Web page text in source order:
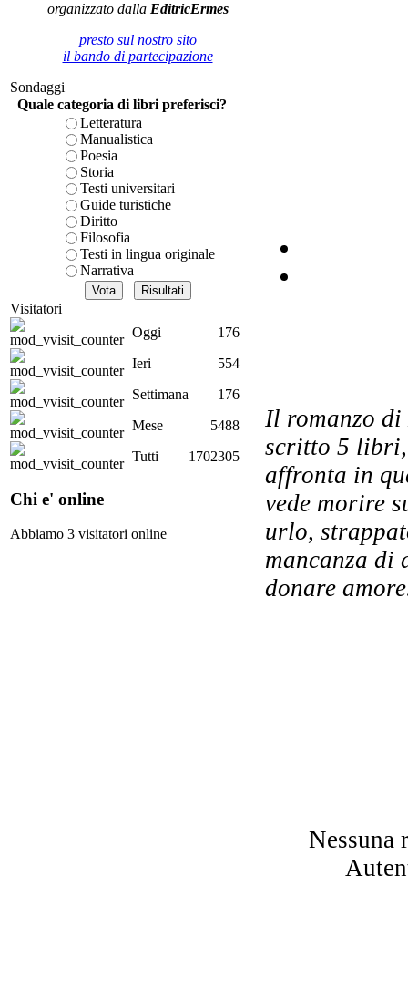
organizzato dalla EditricErmes
presto sul nostro sito
il bando di partecipazione
Sondaggi
Quale categoria di libri preferisci?
Letteratura
Manualistica
Poesia
Storia
Testi universitari
Guide turistiche
Diritto
Filosofia
Testi in lingua originale
Narrativa
Visitatori
Oggi
176
Ieri
554
Settimana
176
Mese
5488
Tutti
1702305
Chi e' online
Abbiamo 3 visitatori online
Il romanzo di
scritto 5 libri,
affronta in
vede morire
urlo,
mancanza di
donare
Nessuna